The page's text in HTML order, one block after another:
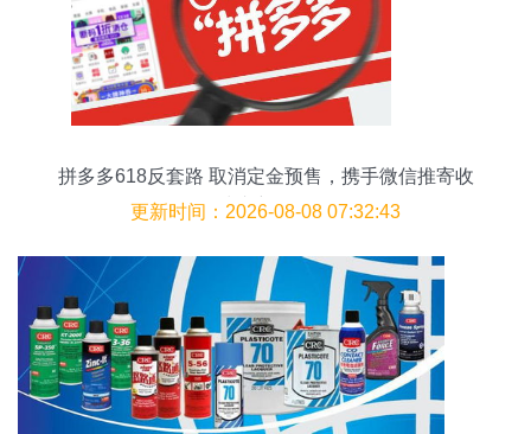
拼多多618反套路 取消定金预售，携手微信推寄收
快递新服务
更新时间：2026-08-08 07:32:43